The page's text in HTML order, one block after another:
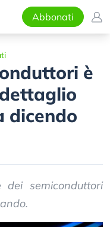
Abbonati
è
dicendo
dei semiconduttori